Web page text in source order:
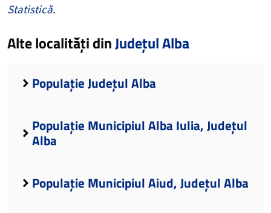
Statistică.
Alte localități dinJudețul Alba
Populație Județul Alba
Populație Municipiul Alba Iulia, Județul
Alba
Populație Municipiul Aiud, Județul Alba